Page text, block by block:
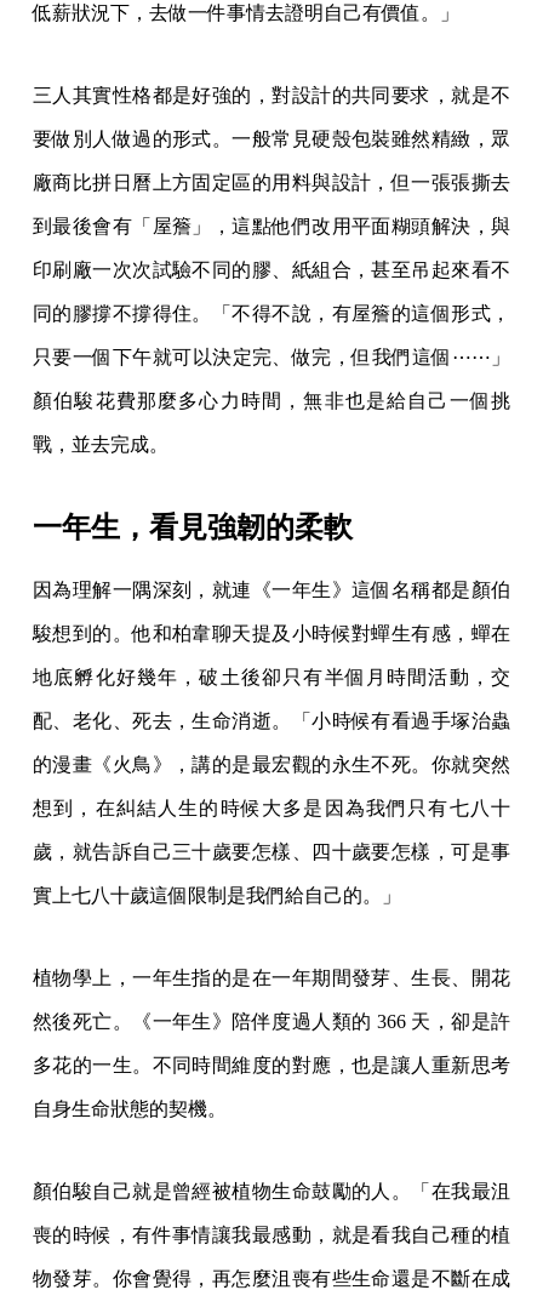
低薪狀況下，去做一件事情去證明自己有價值。」
三人其實性格都是好強的，對設計的共同要求，就是不
要做別人做過的形式。一般常見硬殼包裝雖然精緻，眾
廠商比拼日曆上方固定區的用料與設計，但一張張撕去
到最後會有「屋簷」，這點他們改用平面糊頭解決，與
印刷廠一次次試驗不同的膠、紙組合，甚至吊起來看不
同的膠撐不撐得住。「不得不說，有屋簷的這個形式，
只要一個下午就可以決定完、做完，但我們這個⋯⋯」
顏伯駿花費那麼多心力時間，無非也是給自己一個挑
戰，並去完成。
一年生，看見強韌的柔軟
因為理解一隅深刻，就連《一年生》這個名稱都是顏伯
駿想到的。他和柏韋聊天提及小時候對蟬生有感，蟬在
地底孵化好幾年，破土後卻只有半個月時間活動，交
配、老化、死去，生命消逝。「小時候有看過手塚治蟲
的漫畫《火鳥》，講的是最宏觀的永生不死。你就突然
想到，在糾結人生的時候大多是因為我們只有七八十
歲，就告訴自己三十歲要怎樣、四十歲要怎樣，可是事
實上七八十歲這個限制是我們給自己的。」
植物學上，一年生指的是在一年期間發芽、生長、開花
然後死亡。《一年生》陪伴度過人類的 366 天，卻是許
多花的一生。不同時間維度的對應，也是讓人重新思考
自身生命狀態的契機。
顏伯駿自己就是曾經被植物生命鼓勵的人。「在我最沮
喪的時候，有件事情讓我最感動，就是看我自己種的植
物發芽。你會覺得，再怎麼沮喪有些生命還是不斷在成